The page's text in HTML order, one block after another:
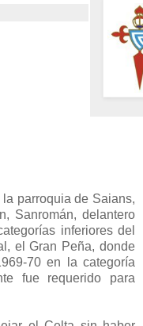
parroquia de Saians,
Sanromán, delantero
inferiores del
el Gran Peña, donde
70 en la categoría
fue requerido para